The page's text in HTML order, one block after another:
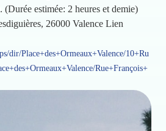
estimée: 2 heures et demie)
26000 Valence Lien
dir/Place+des+Ormeaux+Valence/10+Ru
Rue+François+